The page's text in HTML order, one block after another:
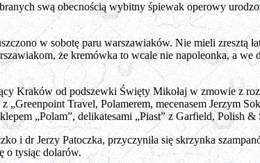
swą obecnością wybitny śpiewak operowy
w sobotę paru warszawiaków. Nie mieli zresztą
że kremówka to wcale nie napoleonka, a
Kraków od podszewki Święty Mikołaj w zmowie z
Travel, Polamerem, mecenasem Jerzym
„Polam”, delikatesami „Piast” z Garfield, Polish
i dr Jerzy Patoczka, przyczyniła się skrzynka
o tysiąc dolarów.